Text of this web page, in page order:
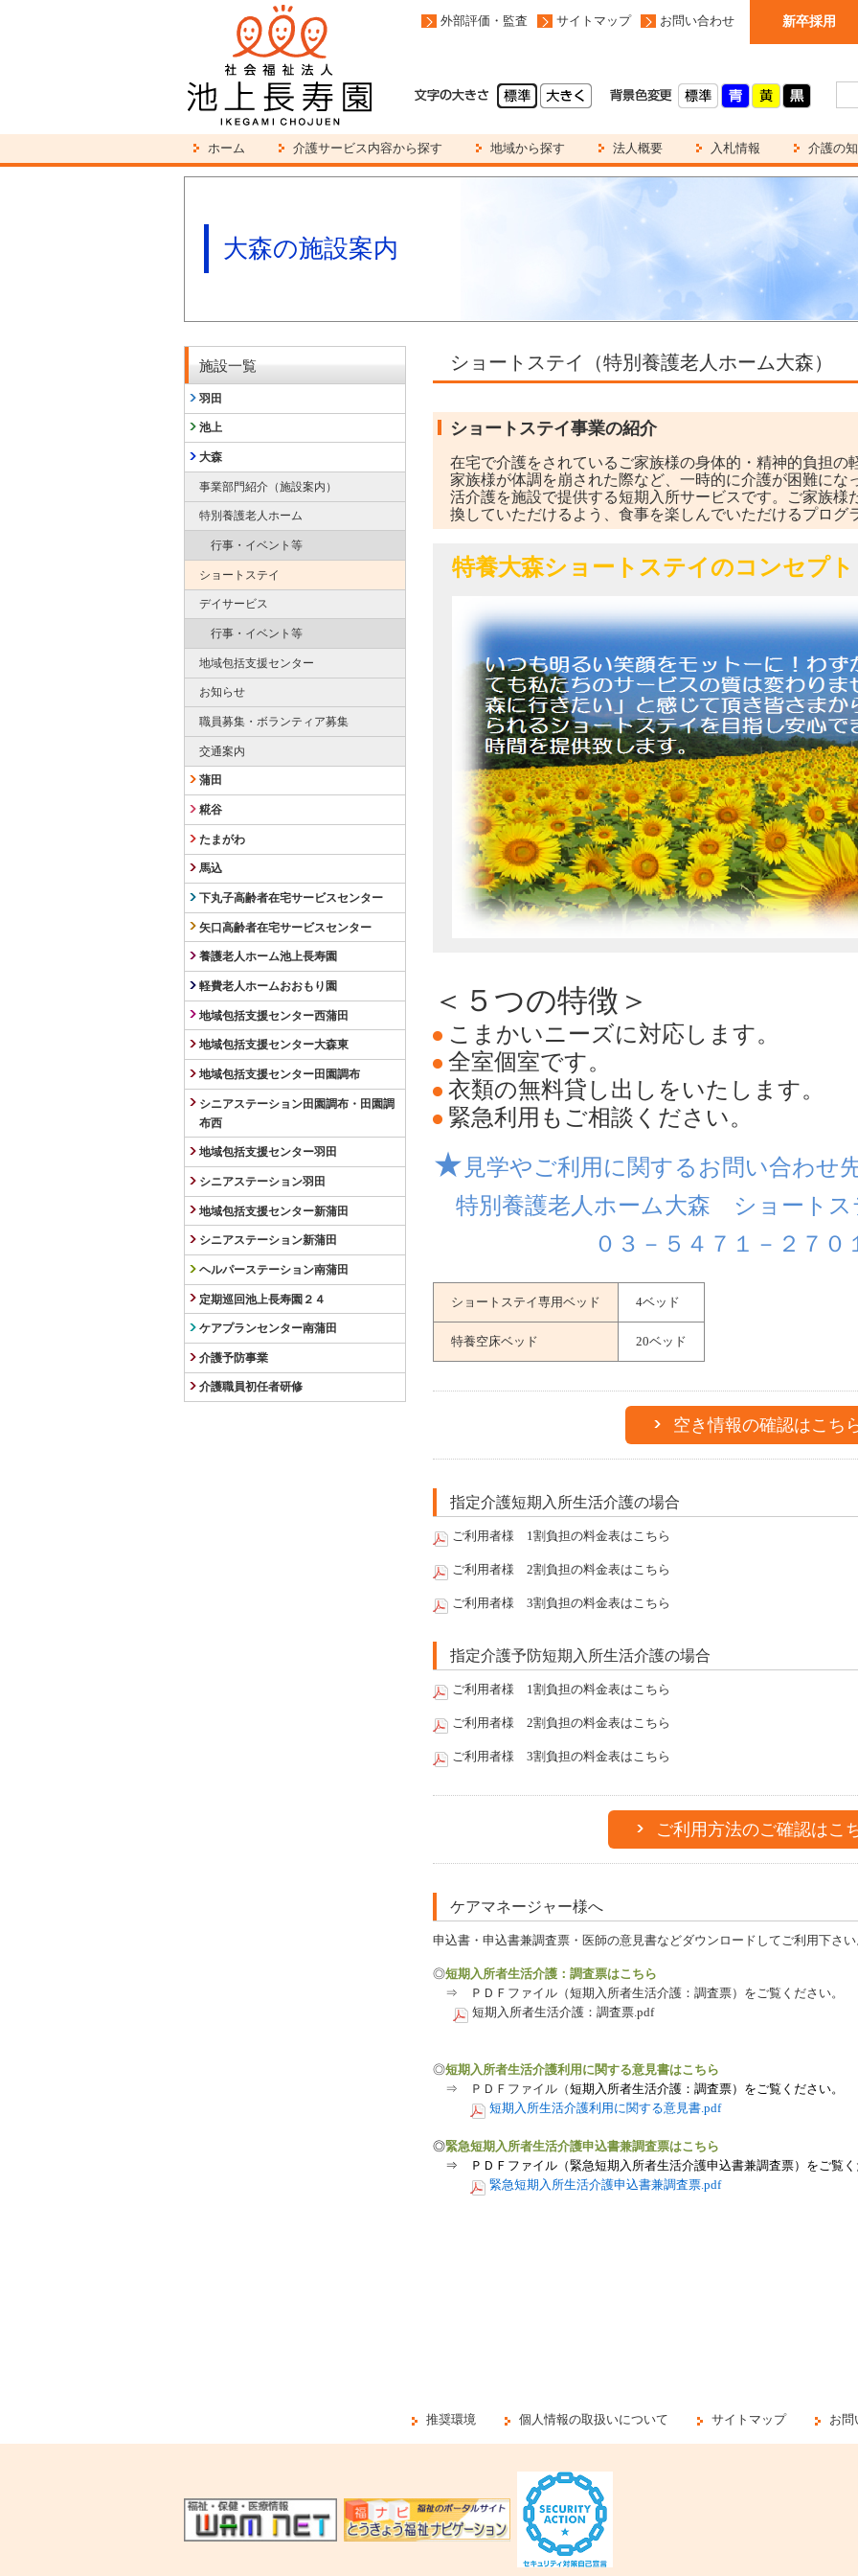
外部評価・監査 サイトマップ お問い合わせ 新卒採用
ホーム 介護サービス内容から探す 地域から探す 法人概要 入札情報 介護の
大森の施設案内
ショートステイ（特別養護老人ホーム大森）
ショートステイ事業の紹介
在宅で介護をされているご家族様の身体的・精神的負担の
家族様が体調を崩された際など、一時的に介護が困難にな
活介護を施設で提供する短期入所サービスです。ご家族様
換していただけるよう、食事を楽しんでいただけるプログ
特養大森ショートステイのコンセプト
＜５つの特徴＞
こまかいニーズに対応します。
全室個室です。
衣類の無料貸し出しをいたします。
緊急利用もご相談ください。
★ 見学やご利用に関するお問い合わせ
特別養護老人ホーム大森 ショート
０３－５４７１－２７０１
ショートステイ専用ベッド 4ベッド
特養空床ベッド 20ベッド
空き情報の確認はこち
指定介護短期入所生活介護の場合
ご利用者様 1割負担の料金表はこちら
ご利用者様 2割負担の料金表はこちら
ご利用者様 3割負担の料金表はこちら
指定介護予防短期入所生活介護の場合
ご利用者様 1割負担の料金表はこちら
ご利用者様 2割負担の料金表はこちら
ご利用者様 3割負担の料金表はこちら
ご利用方法のご確認はこ
ケアマネージャー様へ
申込書・申込書兼調査票・医師の意見書などダウンロードしてご利用下さ
◎短期入所者生活介護：調査票はこちら
⇒ ＰＤＦファイル（短期入所者生活介護：調査票）をご覧ください。
短期入所者生活介護：調査票.pdf
◎短期入所者生活介護利用に関する意見書はこちら
⇒ ＰＤＦファイル（短期入所者生活介護：調査票）をご覧ください。
短期入所生活介護利用に関する意見書.pdf
◎緊急短期入所者生活介護申込書兼調査票はこちら
⇒ ＰＤＦファイル（緊急短期入所者生活介護申込書兼調査票）をご覧
緊急短期入所生活介護申込書兼調査票.pdf
施設一覧
羽田
池上
大森
事業部門紹介（施設案内）
特別養護老人ホーム
行事・イベント等
ショートステイ
デイサービス
行事・イベント等
地域包括支援センター
お知らせ
職員募集・ボランティア募集
交通案内
蒲田
糀谷
たまがわ
馬込
下丸子高齢者在宅サービスセンター
矢口高齢者在宅サービスセンター
養護老人ホーム池上長寿園
軽費老人ホームおおもり園
地域包括支援センター西蒲田
地域包括支援センター大森東
地域包括支援センター田園調布
シニアステーション田園調布・田園調
布西
地域包括支援センター羽田
シニアステーション羽田
地域包括支援センター新蒲田
シニアステーション新蒲田
ヘルパーステーション南蒲田
定期巡回池上長寿園２４
ケアプランセンター南蒲田
介護予防事業
介護職員初任者研修
推奨環境 個人情報の取扱いについて サイトマップ お問